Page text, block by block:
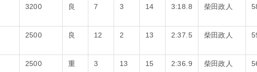
3200 良 7 3 14 3:18.8 柴田政人
2500 良 12 2 13 2:37.5 柴田政人
2500 重 3 13 15 2:36.9 柴田政人